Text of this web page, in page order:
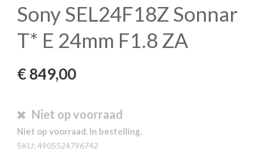
Sony SEL24F18Z Sonnar
T* E 24mm F1.8 ZA
€849,00
Niet op voorraad
Niet op voorraad. In bestelling.
SKU: 4905524796742